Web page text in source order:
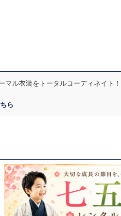
マル衣装をトータルコーディネイト！
ら